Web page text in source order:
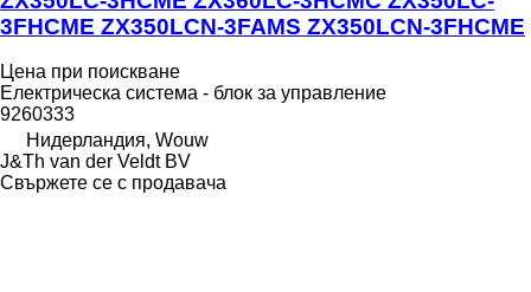
3FHCME ZX350LCN-3FAMS ZX350LCN-3FHCME
Цена при поискване
Електрическа система - блок за управление
9260333
Нидерландия, Wouw
J&Th van der Veldt BV
Свържете се с продавача